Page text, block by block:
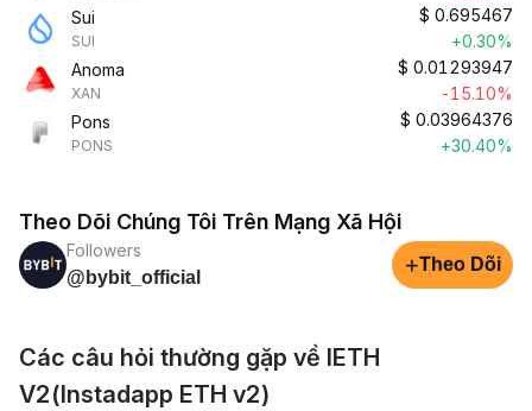
Sui
SUI
$ 0.695467
+0.30%
Anoma
XAN
$ 0.01293947
-15.10%
Pons
PONS
$ 0.03964376
+30.40%
Theo Dõi Chúng Tôi Trên Mạng Xã Hội
Followers
@bybit_official
+Theo Dõi
Các câu hỏi thường gặp về IETH
V2(Instadapp ETH v2)